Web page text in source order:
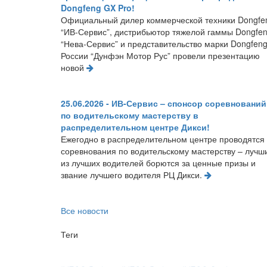
Dongfeng GX Pro!
Официальный дилер коммерческой техники
“ИВ-Сервис”, дистрибьютор тяжелой гаммы
“Нева-Сервис” и представительство марки
России “Дунфэн Мотор Рус” провели презентацию
новой
25.06.2026 - ИВ-Сервис – спонсор соревнований
по водительскому мастерству в
распределительном центре Дикси!
Ежегодно в распределительном центре проводятся
соревнования по водительскому мастерству –
из лучших водителей борются за ценные призы и
звание лучшего водителя РЦ Дикси.
Все новости
Теги